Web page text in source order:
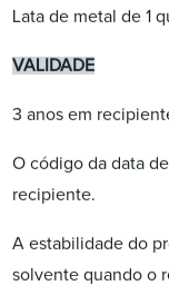
Lata de metal de 1
VALIDADE
3 anos em
O código da data
recipiente.
A estabilidade do
solvente quando o